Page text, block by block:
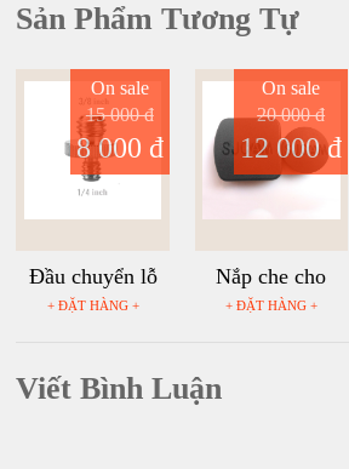
Sản Phẩm Tương Tự
Đầu chuyển lỗ
vít 3/8" sang
+ ĐẶT HÀNG +
On sale
15 000 đ
8 000 đ
Nắp che cho
SJCAM SJ6
+ ĐẶT HÀNG +
On sale
20 000 đ
12 000 đ
Viết Bình Luận